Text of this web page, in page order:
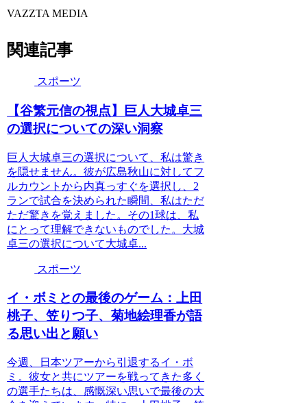
VAZZTA MEDIA
関連記事
スポーツ
【谷繁元信の視点】巨人大城卓三
の選択についての深い洞察
巨人大城卓三の選択について、私は驚き
を隠せません。彼が広島秋山に対してフ
ルカウントから内真っすぐを選択し、2
ランで試合を決められた瞬間、私はただ
ただ驚きを覚えました。その1球は、私
にとって理解できないものでした。大城
卓三の選択について大城卓...
スポーツ
イ・ボミとの最後のゲーム：上田
桃子、笠りつ子、菊地絵理香が語
る思い出と願い
今週、日本ツアーから引退するイ・ボ
ミ。彼女と共にツアーを戦ってきた多く
の選手たちは、感慨深い思いで最後の大